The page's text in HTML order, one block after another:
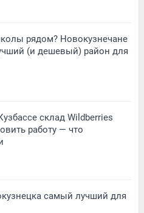
рядом? Новокузнечане
(и дешевый) район для
склад Wildberries
работу — что
самый лучший для